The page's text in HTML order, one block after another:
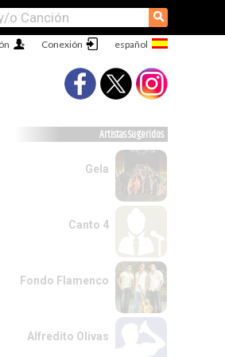
⚲
Conexión
Artistas Sugeridos
Gela
Canto 4
Fondo Flamenco
Alfredito Olivas